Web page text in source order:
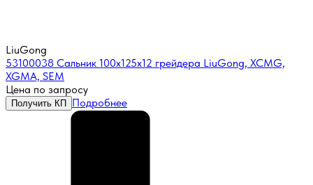
LiuGong
53100038 Сальник 100x125x12 грейдера LiuGong, XCMG,
XGMA, SEM
Цена по запросу
Получить КП Подробнее